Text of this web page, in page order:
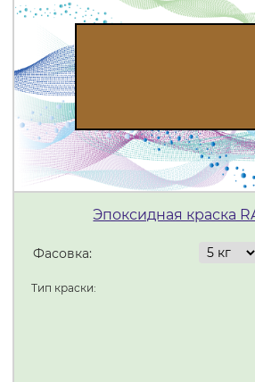
Эпоксидная краска
Фасовка:
Тип краски: